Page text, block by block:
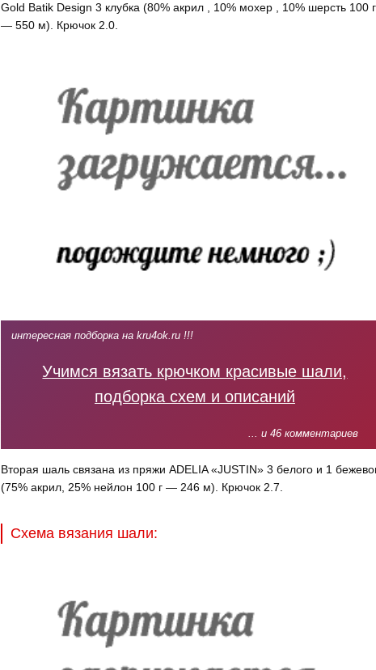
Gold Batik Design 3 клубка (80% акрил , 10% мохер , 10% шерсть 100 г
— 550 м). Крючок 2.0.
интересная подборка на kru4ok.ru !!!
Учимся вязать крючком красивые шали,
подборка схем и описаний
... и 46 комментариев
Вторая шаль связана из пряжи ADELIA «JUSTIN» 3 белого и 1
(75% акрил, 25% нейлон 100 г — 246 м). Крючок 2.7.
Схема вязания шали: